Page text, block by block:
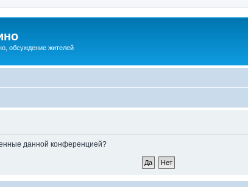
обсуждение жителей
данной конференцией?